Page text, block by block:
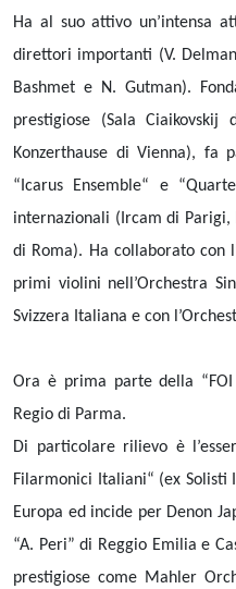
Ha al suo attivo un’intensa
direttori importanti (V.
Bashmet e N. Gutman).
prestigiose (Sala
Konzerthause di Vienna), fa
“Icarus Ensemble“ e
internazionali (Ircam di Parigi,
di Roma). Ha collaborato con
primi violini nell’Orchestra
Svizzera Italiana e con
Ora è prima parte della “FOI
Regio di Parma.
Di particolare rilievo è
Filarmonici Italiani“ (ex
Europa ed incide per Denon
“A. Peri” di Reggio Emilia e
prestigiose come Mahler